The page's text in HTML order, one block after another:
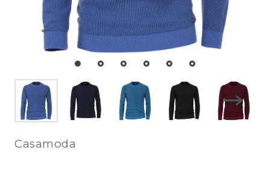
Casamoda